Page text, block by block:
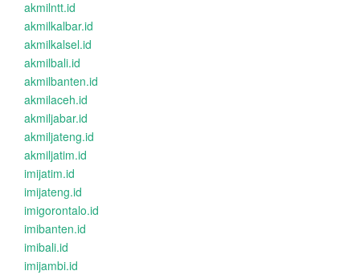
akmilntt.id
akmilkalbar.id
akmilkalsel.id
akmilbali.id
akmilbanten.id
akmilaceh.id
akmiljabar.id
akmiljateng.id
akmiljatim.id
imijatim.id
imijateng.id
imigorontalo.id
imibanten.id
imibali.id
imijambi.id